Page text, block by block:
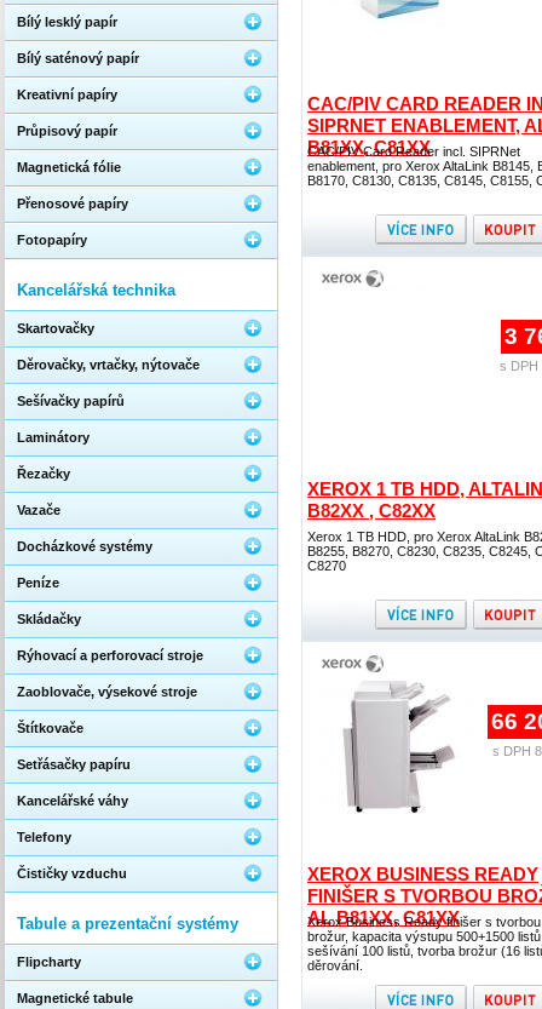
CAC/PIV CARD READER
SIPRNET ENABLEMENT,
B81XX, C81XX
CAC/PIV Card Reader incl. SIPRNet
enablement, pro Xerox AltaLink B8145,
B8170, C8130, C8135, C8145, C8155,
XEROX 1 TB HDD,
B82XX , C82XX
Xerox 1 TB HDD, pro Xerox AltaLink
B8255, B8270, C8230, C8235, C8245,
C8270
3
s DPH
XEROX BUSINESS READY
FINIŠER S TVORBOU
AL B81XX, C81XX
Xerox Business Ready finišer s tvorbou
brožur, kapacita výstupu 500+1500
sešívání 100 listů, tvorba brožur (16
děrování.
66
s DPH
Bílý lesklý papír
Bílý saténový papír
Kreativní papíry
Průpisový papír
Magnetická fólie
Přenosové papíry
Fotopapíry
Kancelářská technika
Skartovačky
Děrovačky, vrtačky, nýtovače
Sešívačky papírů
Laminátory
Řezačky
Vazače
Docházkové systémy
Peníze
Skládačky
Rýhovací a perforovací stroje
Zaoblovače, výsekové stroje
Štítkovače
Setřásačky papíru
Kancelářské váhy
Telefony
Čističky vzduchu
Tabule a prezentační systémy
Flipcharty
Magnetické tabule